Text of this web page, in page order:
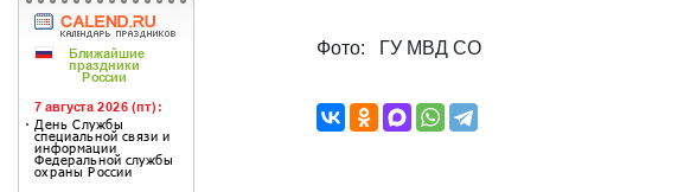
Фото: ГУ МВД СО